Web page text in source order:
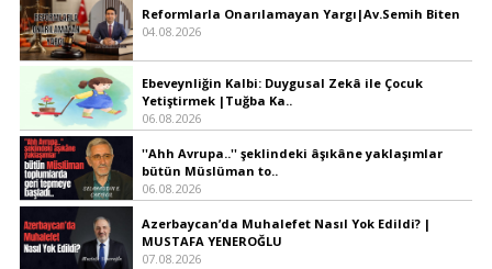
Reformlarla Onarılamayan Yargı|Av.Semih Biten
04.08.2026
Ebeveynliğin Kalbi: Duygusal Zekâ ile Çocuk
Yetiştirmek |Tuğba Ka..
06.08.2026
''Ahh Avrupa..'' şeklindeki âşıkâne yaklaşımlar
bütün Müslüman to..
06.08.2026
Azerbaycan’da Muhalefet Nasıl Yok Edildi? |
MUSTAFA YENEROĞLU
07.08.2026